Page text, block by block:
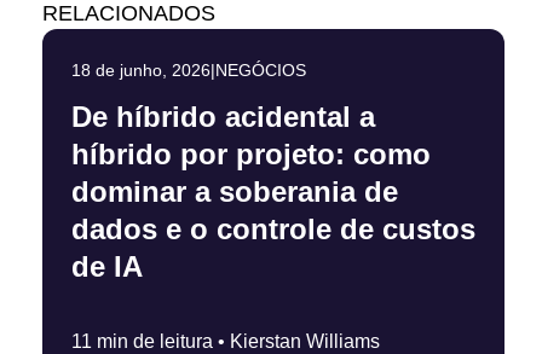
RELACIONADOS
18 de junho, 2026|NEGÓCIOS
De híbrido acidental a
híbrido por projeto: como
dominar a soberania de
dados e o controle de custos
de IA
11 min de leitura • Kierstan Williams